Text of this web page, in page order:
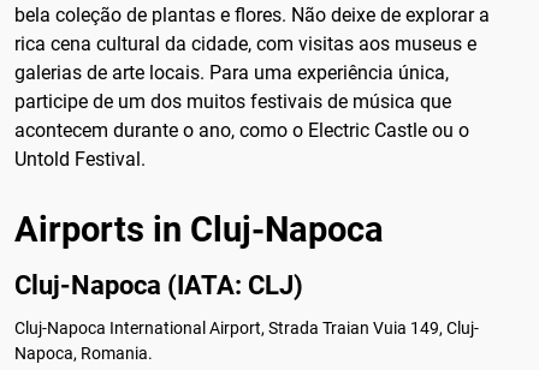
bela coleção de plantas e flores. Não deixe de explorar a
rica cena cultural da cidade, com visitas aos museus e
galerias de arte locais. Para uma experiência única,
participe de um dos muitos festivais de música que
acontecem durante o ano, como o Electric Castle ou o
Untold Festival.
Airports in Cluj-Napoca
Cluj-Napoca (IATA: CLJ)
Cluj-Napoca International Airport, Strada Traian Vuia 149, Cluj-
Napoca, Romania.